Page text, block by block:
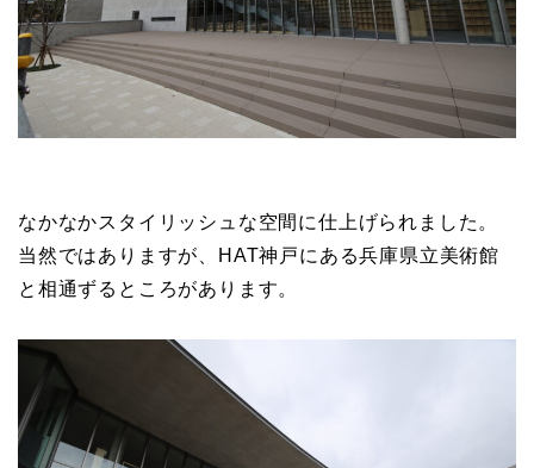
なかなかスタイリッシュな空間に仕上げられました。
当然ではありますが、HAT神戸にある兵庫県立美術館
と相通ずるところがあります。